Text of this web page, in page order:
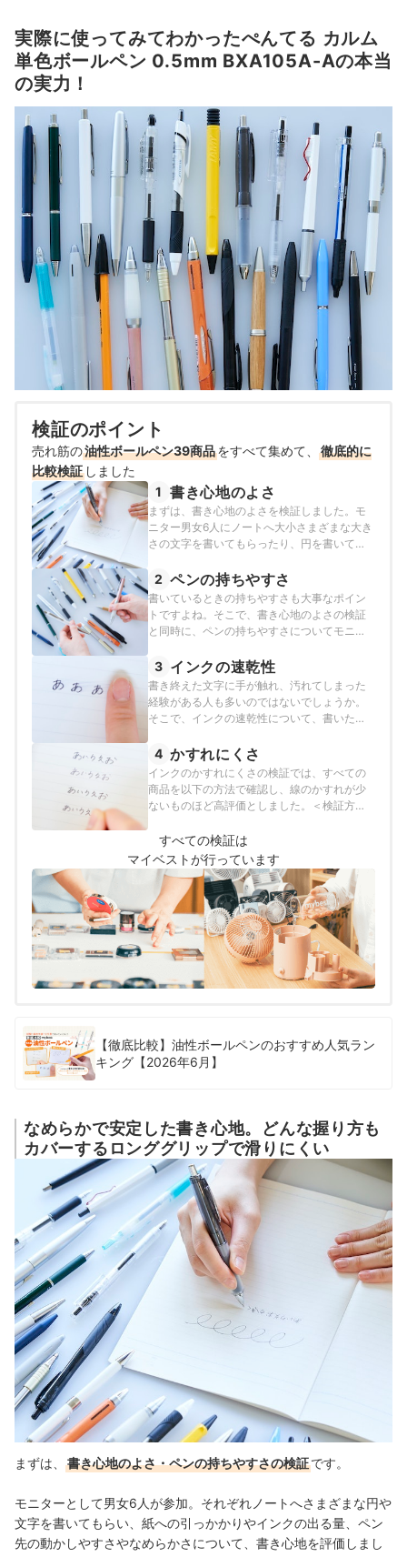
実際に使ってみてわかったぺんてる カルム
単色ボールペン 0.5mm BXA105A-Aの本当
の実力！
検証のポイント
売れ筋の油性ボールペン39商品をすべて集めて、
徹底的に
比較検証 しました
1 書き心地のよさ
まずは、書き心地のよさを検証しました。モ
ニター男女6人にノートへ大小さまざまな大き
さの文字を書いてもらったり、円を書いても
り・インクの出る量・ペン先の動かしやす
さ・なめらかさに着目し、すべての商品の書
き心地を評価してもらいました。
2 ペンの持ちやすさ
書いているときの持ちやすさも大事なポイン
トですよね。そこで、書き心地のよさの検証
と同時に、ペンの持ちやすさについてモニタ
プの素材・重さ・凸凹の有無・ペンの長さに
着目し、持ちやすいと感じるものを高評価と
しました。
3 インクの速乾性
書き終えた文字に手が触れ、汚れてしまった
経験がある人も多いのではないでしょうか。
そこで、インクの速乾性について、書いた文
高評価としました。
4 かすれにくさ
インクのかすれにくさの検証では、すべての
商品を以下の方法で確認し、線のかすれが少
ないものほど高評価としました。＜検証方法
②「あいおうえお・かきくけこ」を書く
③①②でかすれた箇所を数える
すべての検証は
マイベストが行っています
【徹底比較】油性ボールペンのおすすめ人気ラン
キング【2026年6月】
なめらかで安定した書き心地。どんな握り方も
カバーするロンググリップで滑りにくい
まずは、 書き心地のよさ・ペンの持ちやすさの検証です。
モニターとして男女6人が参加。それぞれノートへさまざまな円や
文字を書いてもらい、紙への引っかかりやインクの出る量、ペン
先の動かしやすさやなめらかさについて、書き心地を評価しまし